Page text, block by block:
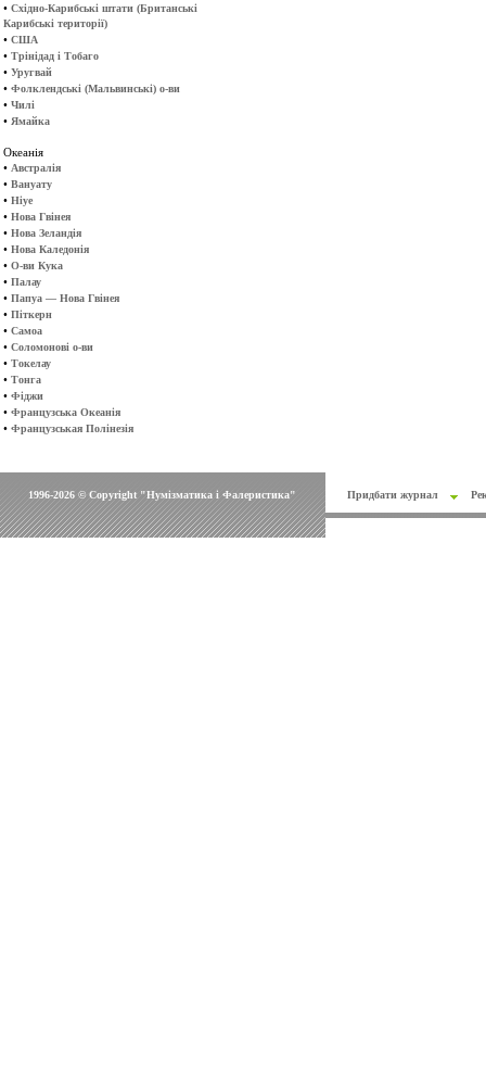
• Східно-Карибські штати (Британські
Карибські території)
• США
• Трінідад і Тобаго
• Уругвай
• Фолклендські (Мальвинські) о-ви
• Чилі
• Ямайка
Океанія
• Австралія
• Вануату
• Ніуе
• Нова Гвінея
• Нова Зеландія
• Нова Каледонія
• О-ви Кука
• Палау
• Папуа — Нова Гвінея
• Піткерн
• Самоа
• Соломонові о-ви
• Токелау
• Тонга
• Фіджи
• Французська Океанія
• Французськая Полінезія
1996-2026 © Copyright "Нумізматика і Фалеристика" Придбати журнал